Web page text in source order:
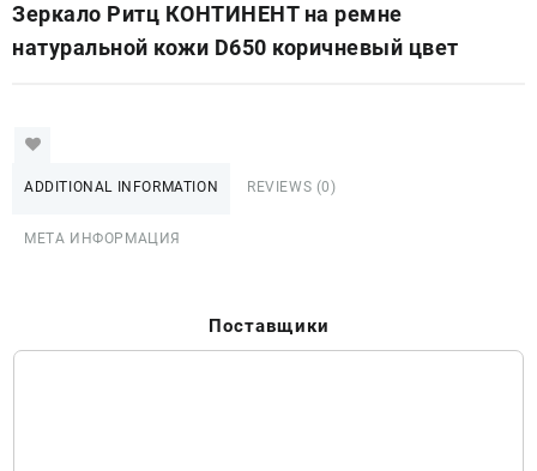
Зеркало Ритц КОНТИНЕНТ на ремне
натуральной кожи D650 коричневый цвет
ADDITIONAL INFORMATION REVIEWS (0)
МЕТА ИНФОРМАЦИЯ
Поставщики